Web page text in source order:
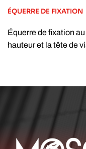
ÉQUERRE DE FIXATION
Équerre de fixation
hauteur et la tête de